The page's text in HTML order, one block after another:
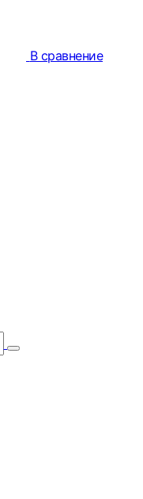
В сравнение